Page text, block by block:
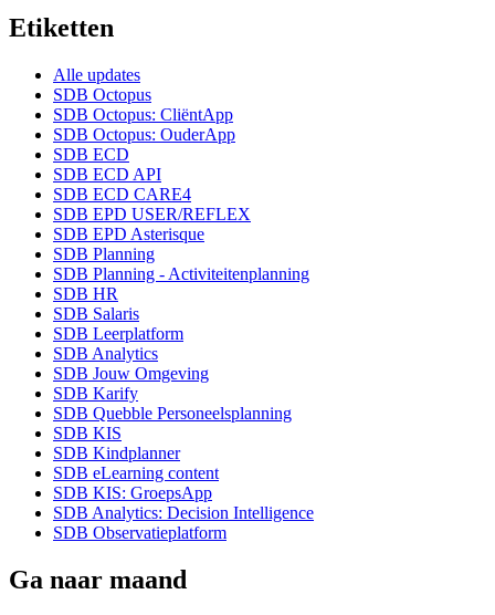
Etiketten
Alle updates
SDB Octopus
SDB Octopus: CliëntApp
SDB Octopus: OuderApp
SDB ECD
SDB ECD API
SDB ECD CARE4
SDB EPD USER/REFLEX
SDB EPD Asterisque
SDB Planning
SDB Planning - Activiteitenplanning
SDB HR
SDB Salaris
SDB Leerplatform
SDB Analytics
SDB Jouw Omgeving
SDB Karify
SDB Quebble Personeelsplanning
SDB KIS
SDB Kindplanner
SDB eLearning content
SDB KIS: GroepsApp
SDB Analytics: Decision Intelligence
SDB Observatieplatform
Ga naar maand